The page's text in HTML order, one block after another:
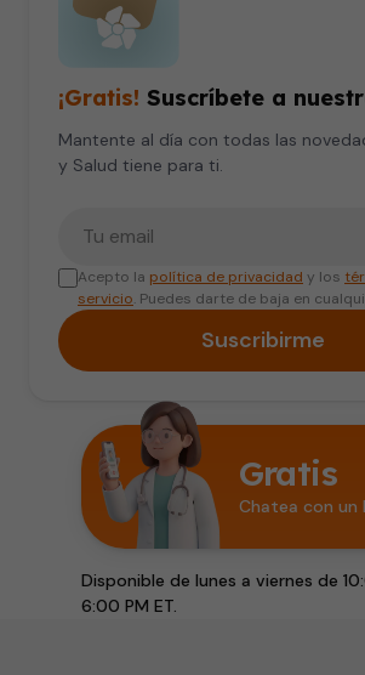
¡Gratis! Suscríbete a
Mantente al día con todas las
y Salud tiene para ti.
Acepto la política de privacidad y los
servicio. Puedes darte de baja en
Suscribirme
Gratis
Chatea con un
Disponible de lunes a viernes de
6:00 PM ET.